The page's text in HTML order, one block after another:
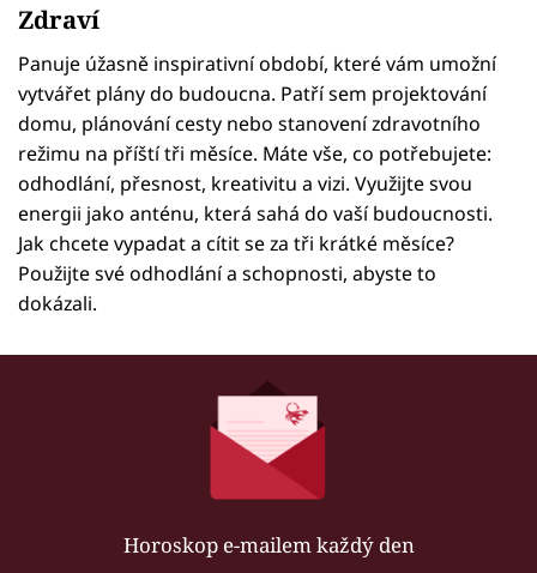
Zdraví
Panuje úžasně inspirativní období, které vám umožní
vytvářet plány do budoucna. Patří sem projektování
domu, plánování cesty nebo stanovení zdravotního
režimu na příští tři měsíce. Máte vše, co potřebujete:
odhodlání, přesnost, kreativitu a vizi. Využijte svou
energii jako anténu, která sahá do vaší budoucnosti.
Jak chcete vypadat a cítit se za tři krátké měsíce?
Použijte své odhodlání a schopnosti, abyste to
dokázali.
Horoskop e-mailem každý den